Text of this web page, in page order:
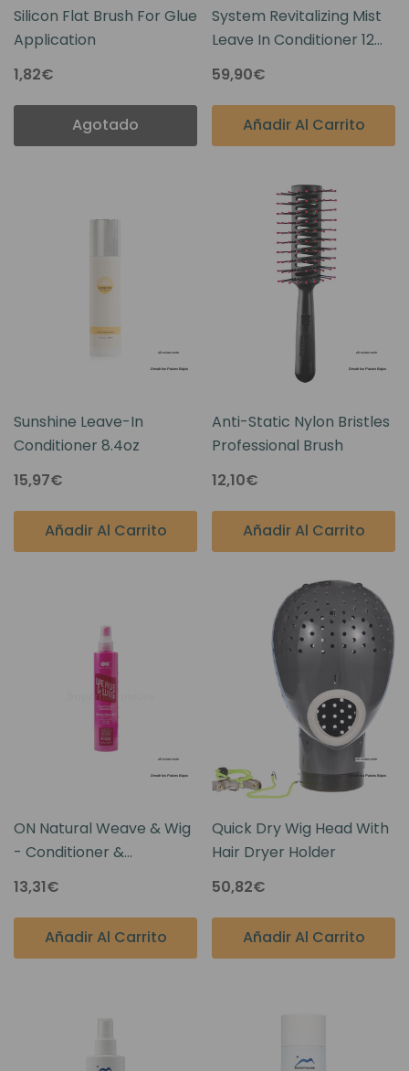
Silicon Flat Brush For Glue
Application
1,82€
Agotado
System Revitalizing Mist
Leave In Conditioner 12
Oz
59,90€
Añadir Al Carrito
Sunshine Leave-In
Conditioner 8.4oz
15,97€
Añadir Al Carrito
Anti-Static Nylon Bristles
Professional Brush
12,10€
Añadir Al Carrito
ON Natural Weave & Wig
- Conditioner &
Detangler -
Pomegranate 8oz
13,31€
Añadir Al Carrito
Quick Dry Wig Head With
Hair Dryer Holder
50,82€
Añadir Al Carrito